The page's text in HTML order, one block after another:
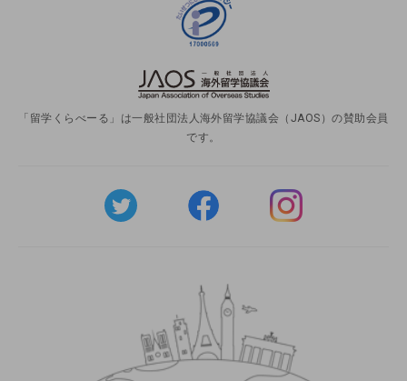
「留学くらべーる」は一般社団法人海外留学協議会（JAOS）の賛助会員
です。